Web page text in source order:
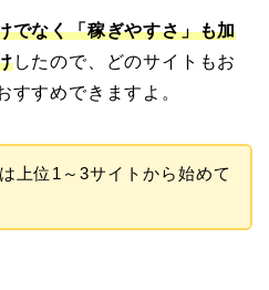
でなく「稼ぎやすさ」も加
したので、どのサイトもお
すすめできますよ。
上位1～3サイトから始めて